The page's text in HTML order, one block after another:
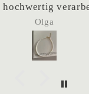
traumhaft aus.
hervorheben
Kundenservice.
gedacht war und
ob eine frühere
Olga